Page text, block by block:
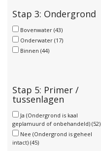
Stap 3: Ondergrond
Bovenwater (43)
Onderwater (17)
Binnen (44)
Stap 5: Primer /
tussenlagen
Ja (Ondergrond is kaal
geplamuurd of onbehandeld) (52)
Nee (Ondergrond is geheel
intact) (45)